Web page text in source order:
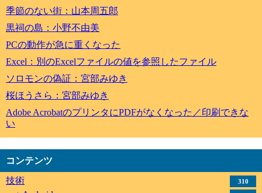
季節のない街：山本周五郎
黒祠の島：小野不由美
PCの動作が急に重くなった
Excel：別のExcelファイルの値を参照したファイル
ソロモンの偽証：宮部みゆき
桜ほうさら：宮部みゆき
Adobe AcrobatのプリンタにPDFがなくなった／印刷できな
い
コンテンツ
技術
310